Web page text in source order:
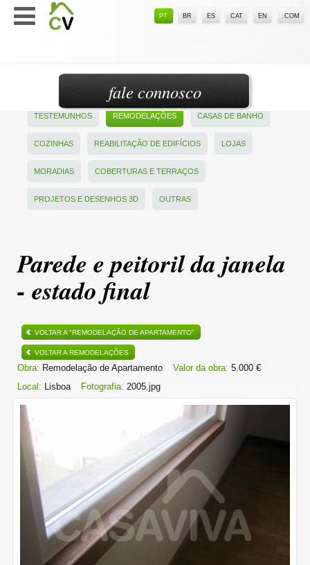
PT BR ES CAT EN .COM
TESTEMUNHOS REMODELAÇÕES CASAS DE BANHO
COZINHAS REABILITAÇÃO DE EDIFÍCIOS LOJAS
MORADIAS COBERTURAS E TERRAÇOS
PROJETOS E DESENHOS 3D OUTRAS
Parede e peitoril da janela
- estado final
VOLTAR A "REMODELAÇÃO DE APARTAMENTO"
VOLTAR A REMODELAÇÕES
Obra: Remodelação de Apartamento Valor da obra: 5.000 €
Local: Lisboa Fotografia: 2005.jpg
fale connosco